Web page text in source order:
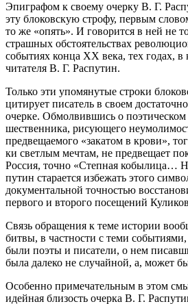
Эпиграфом к своему очерку В. Г.
эту блоковскую строфу, первым
то же «опять». И говорится в ней не
страшных обстоятельствах
событиях конца ХХ века, тех годах, в
читателя В. Г. Распутин.
Только эти упомянутые строки
цитирует писатель в своем
очерке. Обмолвившись о
шественника, рисующего
предвещаемого «закатом в крови»,
ки светлым мечтам, не предвещает
Россия, точно «Степная кобылица…
путин старается избежать этого
до­кументальной точностью
первого и второго посещений
Связь обращения к теме истории
битвы, в частности с теми
были поэты и писатели, о нем
была далеко не случайной, а, может
Особенно примечательным в этом
идейная близость очерка В. Г.